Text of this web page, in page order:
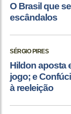
O Brasil que
escândalos
SÉRGIO PIRES
Hildon aposta
jogo; e
à reeleição